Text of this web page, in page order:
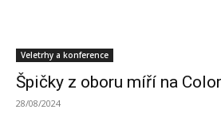
Veletrhy a konference
Špičky z oboru míří na
28/08/2024